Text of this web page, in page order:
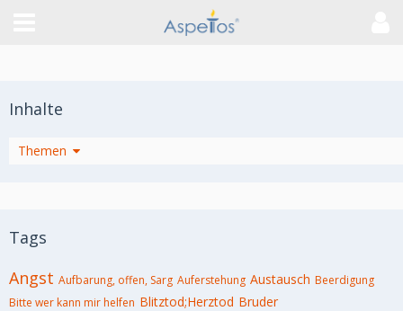
Inhalte
Artikel
Themen
Tags
Angst Aufbarung, offen, Sarg Auferstehung Austausch Beerdigung
Bitte wer kann mir helfen Blitztod;Herztod Bruder